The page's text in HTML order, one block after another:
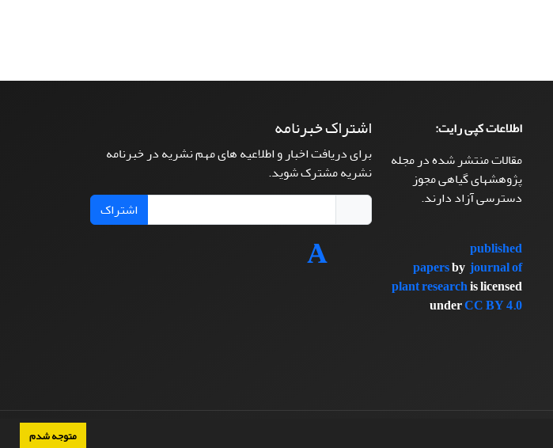
متوجه شدم
اطلاعات کپی رایت:
مقالات منتشر شده در مجله
پژوهشهای گیاهی مجوز
دسترسی آزاد دارند.
published
papersbyjournal of
plant researchis licensed
underCC BY 4.0
اشتراک خبرنامه
برای دریافت اخبار و اطلاعیه های مهم نشریه در خبرنامه
نشریه مشترک شوید.
اشتراک